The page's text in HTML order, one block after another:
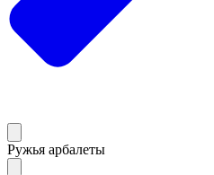
Ружья арбалеты